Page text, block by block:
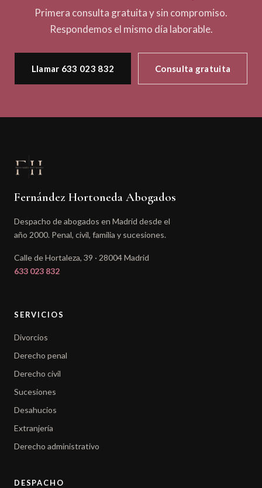
Primera consulta gratuita y sin compromiso.
Respondemos el mismo día laborable.
Llamar 633 023 832 Consulta gratuita
Fernández Hortoneda Abogados
Despacho de abogados en Madrid desde el
año 2000. Penal, civil, familia y sucesiones.
Calle de Hortaleza, 39 · 28004 Madrid
633 023 832
SERVICIOS
Divorcios
Derecho penal
Derecho civil
Sucesiones
Desahucios
Extranjería
Derecho administrativo
DESPACHO